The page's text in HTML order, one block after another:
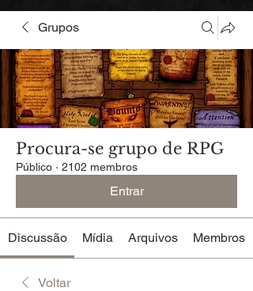
Grupos
Procura-se grupo de RPG
Público · 2102 membros
Entrar
Discussão Mídia Arquivos Membros
Voltar